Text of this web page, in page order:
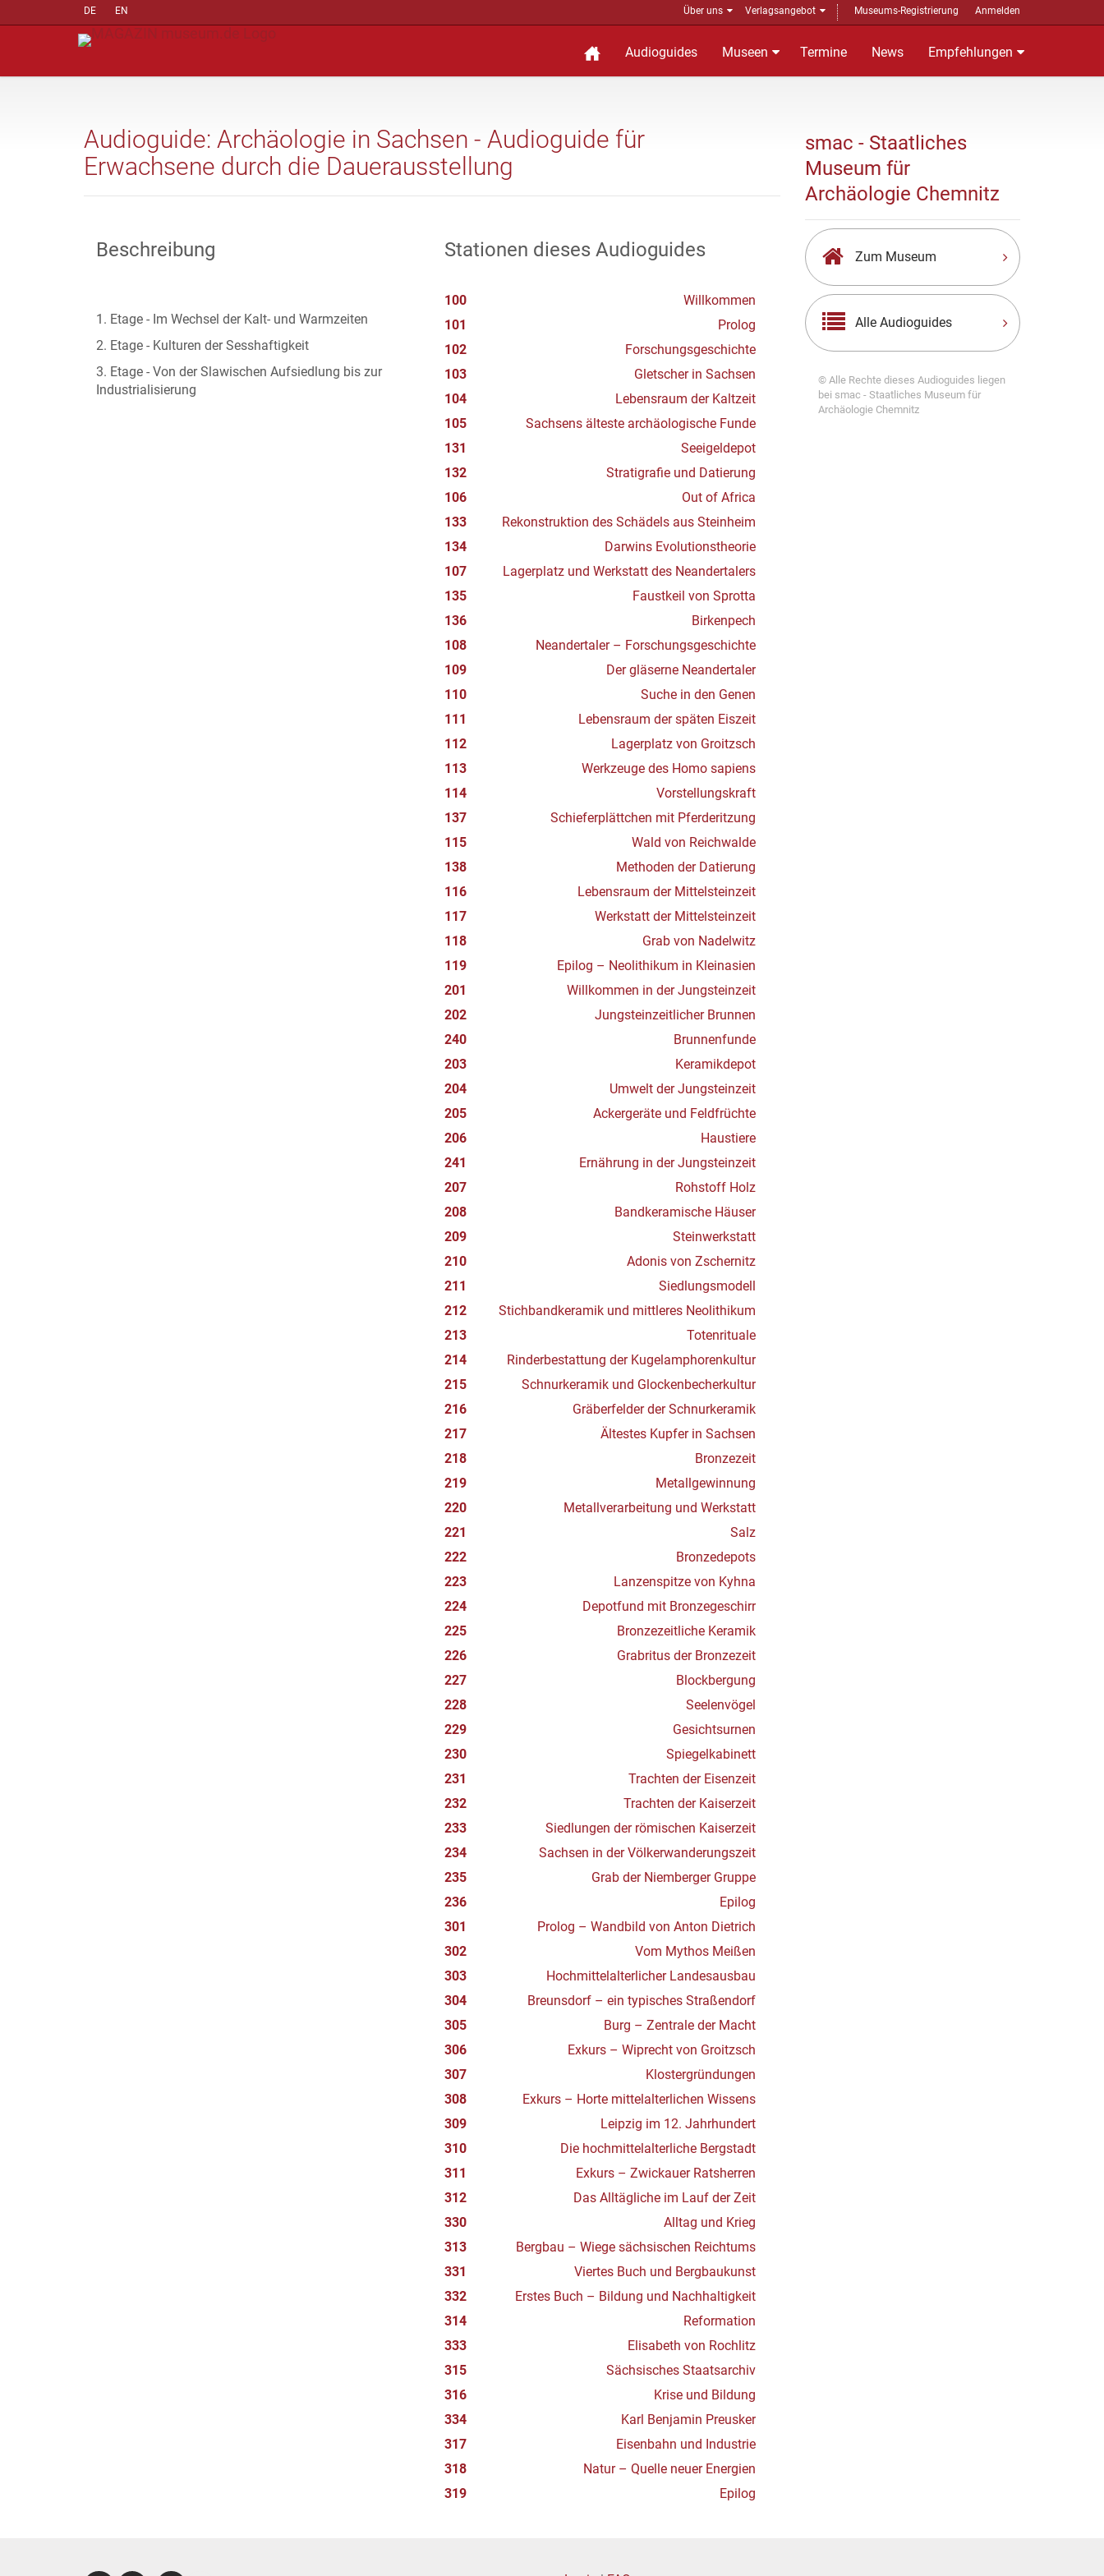
DE EN Über uns Verlagsangebot Museums-Registrierung Anmelden
Audioguides Museen Termine News Empfehlungen
Audioguide: Archäologie in Sachsen - Audioguide für
Erwachsene durch die Dauerausstellung
Beschreibung
1. Etage - Im Wechsel der Kalt- und Warmzeiten
2. Etage - Kulturen der Sesshaftigkeit
3. Etage - Von der Slawischen Aufsiedlung bis zur
Industrialisierung
Stationen dieses Audioguides
100
Willkommen
101
Prolog
102
Forschungsgeschichte
103
Gletscher in Sachsen
104
Lebensraum der Kaltzeit
105
Sachsens älteste archäologische Funde
131
Seeigeldepot
132
Stratigrafie und Datierung
106
Out of Africa
133
Rekonstruktion des Schädels aus Steinheim
134
Darwins Evolutionstheorie
107
Lagerplatz und Werkstatt des Neandertalers
135
Faustkeil von Sprotta
136
Birkenpech
108
Neandertaler – Forschungsgeschichte
109
Der gläserne Neandertaler
110
Suche in den Genen
111
Lebensraum der späten Eiszeit
112
Lagerplatz von Groitzsch
113
Werkzeuge des Homo sapiens
114
Vorstellungskraft
137
Schieferplättchen mit Pferderitzung
115
Wald von Reichwalde
138
Methoden der Datierung
116
Lebensraum der Mittelsteinzeit
117
Werkstatt der Mittelsteinzeit
118
Grab von Nadelwitz
119
Epilog – Neolithikum in Kleinasien
201
Willkommen in der Jungsteinzeit
202
Jungsteinzeitlicher Brunnen
240
Brunnenfunde
203
Keramikdepot
204
Umwelt der Jungsteinzeit
205
Ackergeräte und Feldfrüchte
206
Haustiere
241
Ernährung in der Jungsteinzeit
207
Rohstoff Holz
208
Bandkeramische Häuser
209
Steinwerkstatt
210
Adonis von Zschernitz
211
Siedlungsmodell
212
Stichbandkeramik und mittleres Neolithikum
213
Totenrituale
214
Rinderbestattung der Kugelamphorenkultur
215
Schnurkeramik und Glockenbecherkultur
216
Gräberfelder der Schnurkeramik
217
Ältestes Kupfer in Sachsen
218
Bronzezeit
219
Metallgewinnung
220
Metallverarbeitung und Werkstatt
221
Salz
222
Bronzedepots
223
Lanzenspitze von Kyhna
224
Depotfund mit Bronzegeschirr
225
Bronzezeitliche Keramik
226
Grabritus der Bronzezeit
227
Blockbergung
228
Seelenvögel
229
Gesichtsurnen
230
Spiegelkabinett
231
Trachten der Eisenzeit
232
Trachten der Kaiserzeit
233
Siedlungen der römischen Kaiserzeit
234
Sachsen in der Völkerwanderungszeit
235
Grab der Niemberger Gruppe
236
Epilog
301
Prolog – Wandbild von Anton Dietrich
302
Vom Mythos Meißen
303
Hochmittelalterlicher Landesausbau
304
Breunsdorf – ein typisches Straßendorf
305
Burg – Zentrale der Macht
306
Exkurs – Wiprecht von Groitzsch
307
Klostergründungen
308
Exkurs – Horte mittelalterlichen Wissens
309
Leipzig im 12. Jahrhundert
310
Die hochmittelalterliche Bergstadt
311
Exkurs – Zwickauer Ratsherren
312
Das Alltägliche im Lauf der Zeit
330
Alltag und Krieg
313
Bergbau – Wiege sächsischen Reichtums
331
Viertes Buch und Bergbaukunst
332
Erstes Buch – Bildung und Nachhaltigkeit
314
Reformation
333
Elisabeth von Rochlitz
315
Sächsisches Staatsarchiv
316
Krise und Bildung
334
Karl Benjamin Preusker
317
Eisenbahn und Industrie
318
Natur – Quelle neuer Energien
319
Epilog
smac - Staatliches
Museum für
Archäologie Chemnitz
Zum Museum
Alle Audioguides
© Alle Rechte dieses Audioguides liegen
bei smac - Staatliches Museum für
Archäologie Chemnitz